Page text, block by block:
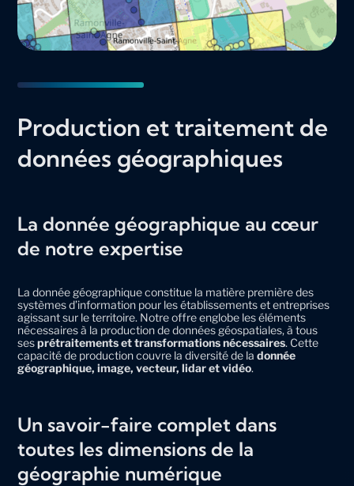
Production et traitement de
données géographiques
La donnée géographique au cœur
de notre expertise
La donnée géographique constitue la matière première des
systèmes d’information pour les établissements et entreprises
agissant sur le territoire. Notre offre englobe les éléments
nécessaires à la production de données géospatiales, à tous
sesprétraitements et transformations nécessaires. Cette
capacité de production couvre la diversité de la donnée
géographique, image, vecteur, lidar et vidéo.
Un savoir-faire complet dans
toutes les dimensions de la
géographie numérique